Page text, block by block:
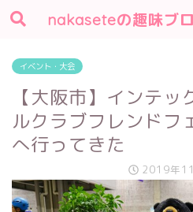
nakaseteの趣味ブ
イベント・大会
【大阪市】インテ
ルクラブフレンドフ
へ行ってきた
2019年